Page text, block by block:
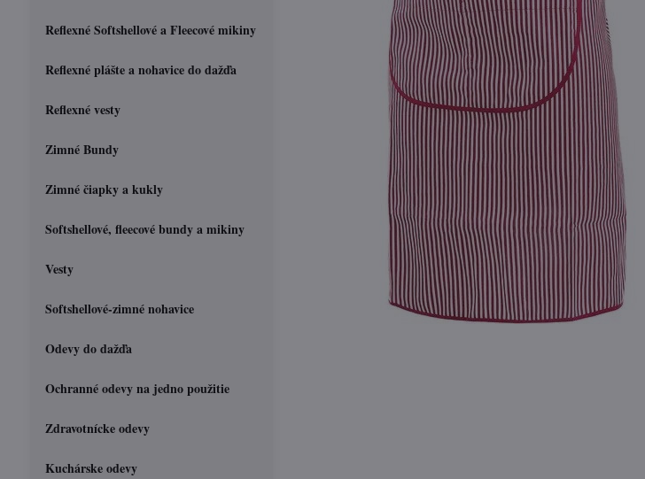
Reflexné Softshellové a Fleecové mikiny
Reflexné plášte a nohavice do dažďa
Reflexné vesty
Zimné Bundy
Zimné čiapky a kukly
Softshellové, fleecové bundy a mikiny
Vesty
Softshellové-zimné nohavice
Odevy do dažďa
Ochranné odevy na jedno použitie
Zdravotnícke odevy
Kuchárske odevy